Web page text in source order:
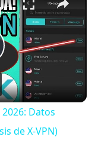
La mejor VPN gratuita de 2026: Datos ilimitados y segura (Análisis de X-VPN)
Datos
de X-VPN)